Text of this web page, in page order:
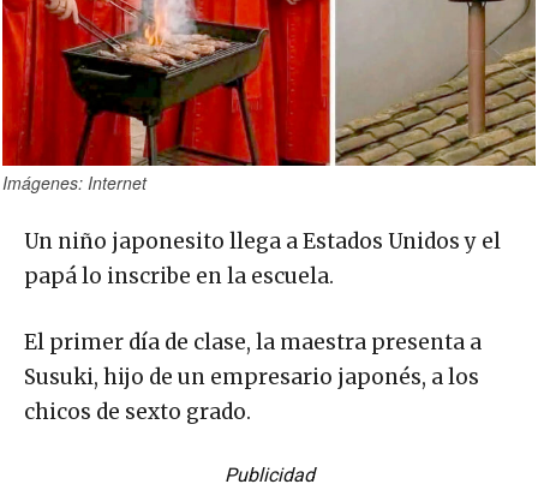
Imágenes: Internet
Un niño japonesito llega a Estados Unidos y el
papá lo inscribe en la escuela.
El primer día de clase, la maestra presenta a
Susuki, hijo de un empresario japonés, a los
chicos de sexto grado.
Publicidad